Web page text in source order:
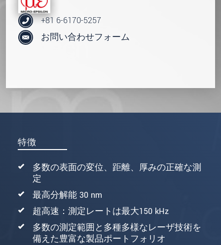
特徴
多数の表面の変位、距離、厚みの正確な測
定
最高分解能 30 nm
超高速：測定レートは最大150 kHz
多数の測定範囲と多種多様なレーザ技術を
備えた豊富な製品ポートフォリオ
+81 6-6170-5257
お問い合わせフォーム